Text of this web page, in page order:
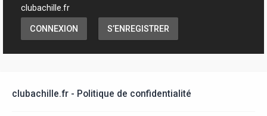
clubachille.fr
CONNEXION S’ENREGISTRER
clubachille.fr - Politique de confidentialité